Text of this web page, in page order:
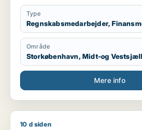
Type
Regnskabsmedarbejder,
Område
Storkøbenhavn, Midt-og
Mere info
Rikke søger job som
10 d siden